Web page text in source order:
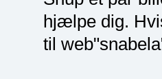
hjælpe dig.
til